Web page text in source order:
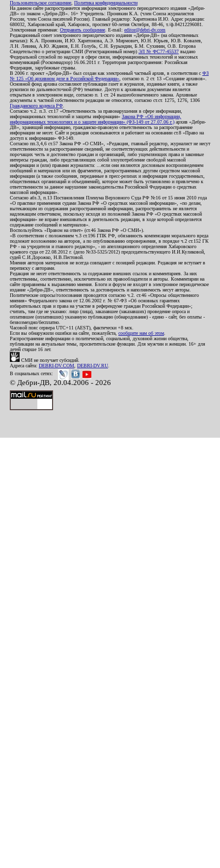
Пользовательское соглашение Политика конфиденциальности
На данном сайте распространяется информация электронного периодического издания «Дебри-
ДВ» со знаком «Дебри-ДВ». 16+ Учредитель: Пронякин К.А. (член Союза журналистов
России, член Союза писателей России). Главный редактор: Харитонова И.Ю. Адрес редакции:
680032, Хабаровский край, Хабаровск, проспект 60-летия Октября, 88-46, т./ф.84212296081.
Электронная приемная: Отправить сообщение . E-mail: editor@debri-dv.com
Редакционный совет электронного периодического издания «Дебри-ДВ» (на общественных
началах): К.А. Пронякин, И.Ю. Харитонова, А.Э. Мирмович, Ю.Н. Юрьев, Ю.В. Ковалев,
Л.Н. Левина, А.Ю. Жданов, Е.Н. Голубь, С.Н. Бурындин, Б.М. Сухинин, О.В. Егорова
Свидетельство о регистрации СМИ (Регистрационный номер) ЭЛ № ФС77-45537 выдано
Федеральной службой по надзору в сфере связи, информационных технологий и массовых
коммуникаций (Роскомнадзор) 16.06.2011 г. Территория распространения: Российская
Федерация, зарубежные страны.
В 2006 г. проект «Дебри-ДВ» был создан как электронный частный архив, в соответствии с ФЗ
№ 125 «Об архивном деле в Российской Федерации» , согласно п. 2 ст. 13 «Создание архивов».
Основной фонд архива составляют публикации газет и журналов, изданные книги, а также
рукописи по дальневосточной (РФ) тематике. Доступ к архивным документам является
открытым в электронном виде, согласно п. 1 ст. 24 вышеобозначенного закона. Архивные
документы к частной собственности редакции не относятся, согласно ст.ст. 1275, 1276, 1306
Гражданского кодекса РФ
Согласно ч.2. п.3. ст.17 «Ответственность за правонарушения в сфере информации,
информационных технологий и защиты информации» Закона РФ «Об информации,
информационных технологиях и о защите информации» (ФЗ-149 от 27.07.06 г.) архив «Дебри-
ДВ», хранящий информацию, гражданско-правовую ответственность за распространение
информации не несет. Сайт и редакция основываются и работают на основании ст.8 «Право на
доступ к информации» ФЗ-149.
Согласно пп.3,4,6 ст.57 Закона РФ «О СМИ», «Редакция, главный редактор, журналист не несут
ответственности за распространение сведений, не соответствующих действительности и
порочащих честь и достоинство граждан и организаций, либо ущемляющих права и законные
интересы граждан, либо представляющих собой злоупотребление свободой массовой
информации и (или) правами журналиста: ...если они являются дословным воспроизведением
сообщений и материалов или их фрагментов, распространенных другим средством массовой
информации (а также сообщения, переданные в пресс-релизах и информация государственных,
общественных организаций и объединений), которое может быть установлено и привлечено к
ответственности за данное нарушение законодательства Российской Федерации о средствах
массовой информации».
Согласно абз.3, п.13 Постановления Пленума Верховного Суда РФ №16 от 15 июня 2010 года
«О практике применения судами Закона РФ «О средствах массовой информации», «по делам,
вытекающим из содержания распространенной информации, распространитель не является
надлежащим ответчиком, поскольку исходя из положений Закона РФ «О средствах массовой
информации» не вправе вмешиваться в деятельность редакции, в ходе которой определяется
содержание сообщений и материалов».
Воспользуйтесь «Правом на ответ» (ст.46 Закона РФ «О СМИ»).
«В соответствии с положением ч.3 ст.196 ГПК РФ, обязанность компенсации морального вреда
подлежит возложению на авторов, а по опубликованию опровержения, в порядке ч.2 ст.152 ГК
РФ - на учредителя и главного редактор», - из апелляционного определения Хабаровского
краевого суда от 22.08.2012 г. (дело №33-5325/2012) председательствующего И.И.Куликовой,
судей С.И.Дорожко, Н.В.Пестовой.
Мнения авторов материалов не всегда совпадают с позицией редакции. Редакция не вступает в
переписку с авторами.
Редакция не несет ответственность за содержание внешних ссылок и комментариев. За них
ответственны, соответственно, исключительно их правообладатели и авторы. Комментарии на
сайте приравнены к выражению мнения. Блоги и форум не входят в электронное периодическое
издание «Дебри-ДВ», ответственность за достоверность и наполняемость несут авторы.
Политические опросы/голосования проводятся согласно ч.2. ст.46 «Опросы общественного
мнения» Федерального закона от 12.06.2002 г. № 67-ФЗ «Об основных гарантиях
избирательных прав и права на участие в референдуме граждан Российской Федерации»;
считать, там где не указано: лицо (лица), заказавшее (заказавших) проведение опроса и
оплатившее (оплативших) указанную публикацию (обнародование) - едино - сайт, без оплаты -
безвозмездно/бесплатно.
Часовой пояс сервера UTC+11 (AEST), фактически +8 мск.
Если вы обнаружили ошибки на сайте, пожалуйста, сообщите нам об этом
Распространение информации о политической, социальной, духовной жизни общества,
публикации на актуальные темы, просветительские функции. Для мужчин и женщин. 16+ для
детей старше 16 лет.
СМИ не получает субсидий.
Адреса сайта: DEBRI-DV.COM DEBRI-DV.RU
В социальных сетях:
© Дебри-ДВ, 20.04.2006 - 2026